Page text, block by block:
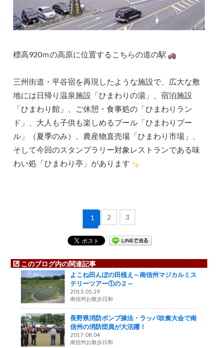
標高920ｍの高原に位置するこちらの道の駅
三州街道・平谷宿を再現したような施設で、広大な敷
地には日帰り温泉施設「ひまわりの湯」、宿泊施設
「ひまわり館」、ご休憩・食事処の「ひまわりラン
ド」、大人も子供も楽しめるプール「ひまわりプー
ル」（夏季のみ）、農産物直売場「ひまわり市場」、
そして今回のスタンプラリー対象レストランである味
わい処「ひまわり亭」があります
1 2 3
このブログ内の関連記事
よこね田んぼの田植え～南信州マジカルミス
テリーツアー①の２～
2013.05.29
南信州お散歩日和
長野県消防ポンプ操法・ラッパ吹奏大会で南
信州の消防団員が大活躍！
2017.08.04
南信州お散歩日和